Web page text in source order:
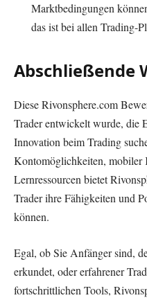
Marktbedingungen
das ist bei allen Trading-
Abschließende
Diese Rivonsphere.com
Trader entwickelt wurde, die
Innovation beim Trading
Kontomöglichkeiten, mobiler
Lernressourcen bietet
Trader ihre Fähigkeiten und
können.
Egal, ob Sie Anfänger sind,
erkundet, oder erfahrener
fortschrittlichen Tools,